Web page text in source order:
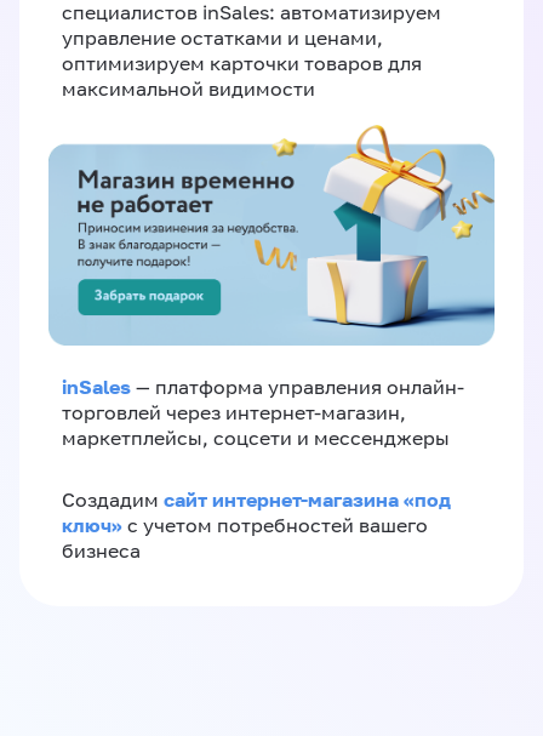
специалистов inSales: автоматизируем
управление остатками и ценами,
оптимизируем карточки товаров для
максимальной видимости
inSales — платформа управления онлайн-
торговлей через интернет-магазин,
маркетплейсы, соцсети и мессенджеры
Создадим сайт интернет-магазина «под
ключ» с учетом потребностей вашего
бизнеса